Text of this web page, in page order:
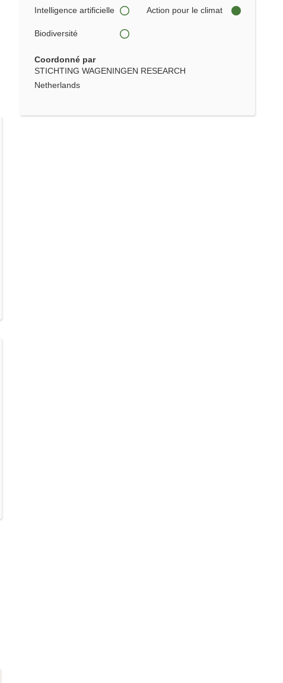
Intelligence artificielle Action pour le climat
Biodiversité
Coordonné par
STICHTING WAGENINGEN RESEARCH
Netherlands